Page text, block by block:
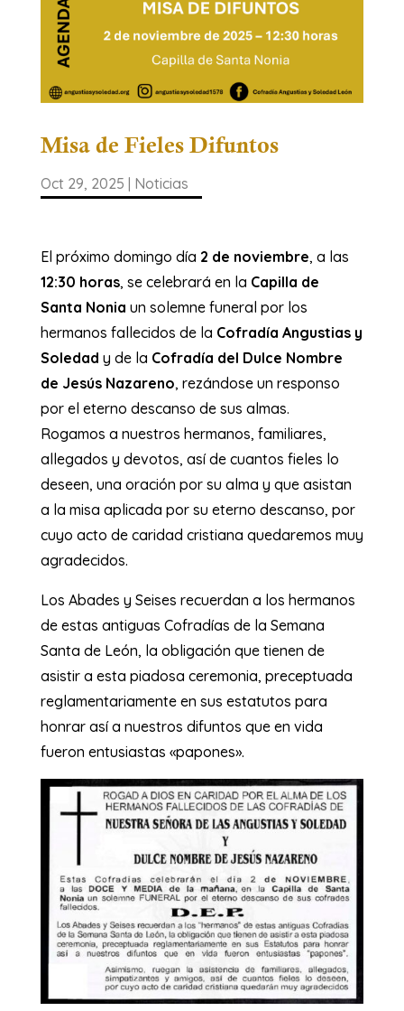
Misa de Fieles Difuntos
Oct 29, 2025 Noticias
El próximo domingo día 2 de noviembre, a las
12:30 horas, se celebrará en la Capilla de
Santa Nonia un solemne funeral por los
hermanos fallecidos de la Cofradía Angustias y
Soledad y de la Cofradía del Dulce Nombre
de Jesús Nazareno, rezándose un responso
por el eterno descanso de sus almas.
Rogamos a nuestros hermanos, familiares,
allegados y devotos, así de cuantos fieles lo
deseen, una oración por su alma y que asistan
a la misa aplicada por su eterno descanso, por
cuyo acto de caridad cristiana quedaremos muy
agradecidos.
Los Abades y Seises recuerdan a los hermanos
de estas antiguas Cofradías de la Semana
Santa de León, la obligación que tienen de
asistir a esta piadosa ceremonia, preceptuada
reglamentariamente en sus estatutos para
honrar así a nuestros difuntos que en vida
fueron entusiastas «papones».